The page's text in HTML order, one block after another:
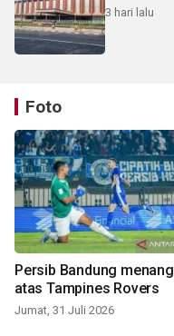
3 hari lalu
Foto
Persib Bandung menang
atas Tampines Rovers
Jumat, 31 Juli 2026